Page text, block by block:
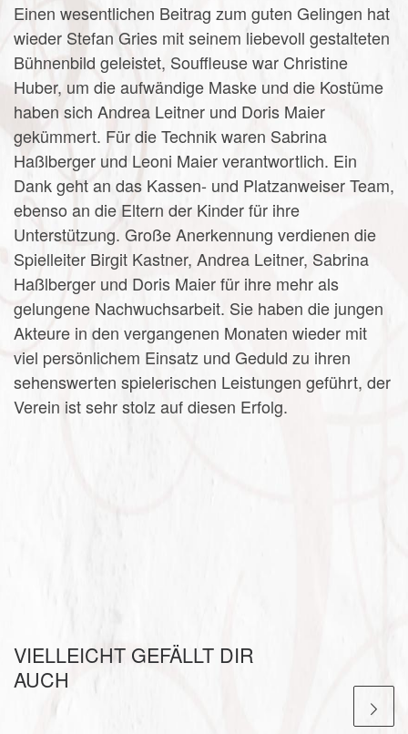
Einen wesentlichen Beitrag zum guten Gelingen hat
wieder Stefan Gries mit seinem liebevoll gestalteten
Bühnenbild geleistet, Souffleuse war Christine
Huber, um die aufwändige Maske und die Kostüme
haben sich Andrea Leitner und Doris Maier
gekümmert. Für die Technik waren Sabrina
Haßlberger und Leoni Maier verantwortlich. Ein
Dank geht an das Kassen- und Platzanweiser Team,
ebenso an die Eltern der Kinder für ihre
Unterstützung. Große Anerkennung verdienen die
Spielleiter Birgit Kastner, Andrea Leitner, Sabrina
Haßlberger und Doris Maier für ihre mehr als
gelungene Nachwuchsarbeit. Sie haben die jungen
Akteure in den vergangenen Monaten wieder mit
viel persönlichem Einsatz und Geduld zu ihren
sehenswerten spielerischen Leistungen geführt, der
Verein ist sehr stolz auf diesen Erfolg.
VIELLEICHT GEFÄLLT DIR
AUCH